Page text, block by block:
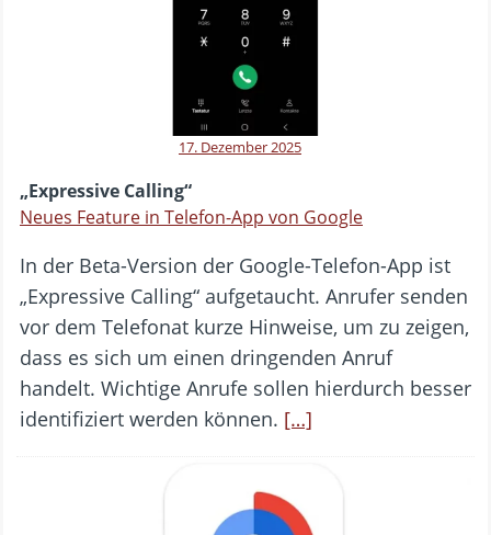
17. Dezember 2025
„Expressive Calling“
Neues Feature in Telefon-App von Google
In der Beta-Version der Google-Telefon-App ist
„Expressive Calling“ aufgetaucht. Anrufer senden
vor dem Telefonat kurze Hinweise, um zu zeigen,
dass es sich um einen dringenden Anruf
handelt. Wichtige Anrufe sollen hierdurch besser
identifiziert werden können. […]